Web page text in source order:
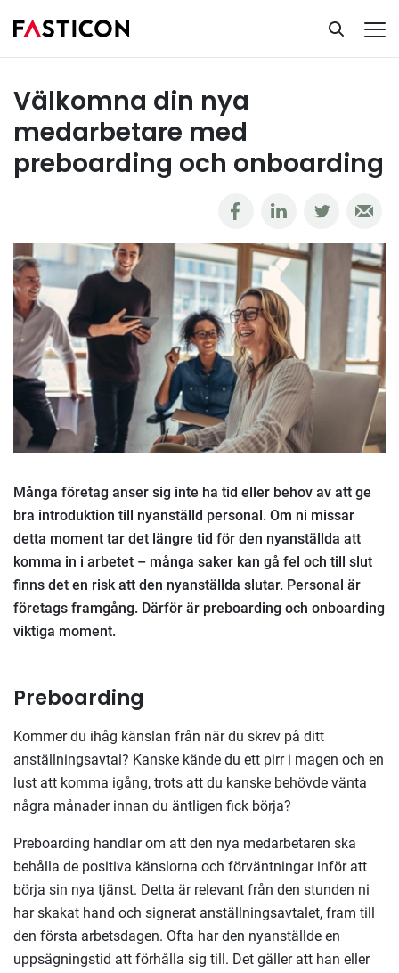
Ta del av vår kunskapsbank
Välkomna din nya
medarbetare med
preboarding och onboarding
Många företag anser sig inte ha tid eller behov av att ge
bra introduktion till nyanställd personal. Om ni missar
detta moment tar det längre tid för den nyanställda att
komma in i arbetet – många saker kan gå fel och till slut
finns det en risk att den nyanställda slutar. Personal är
företags framgång. Därför är preboarding och onboarding
viktiga moment.
Preboarding
Kommer du ihåg känslan från när du skrev på ditt
anställningsavtal? Kanske kände du ett pirr i magen och en
lust att komma igång, trots att du kanske behövde vänta
några månader innan du äntligen fick börja?
Preboarding handlar om att den nya medarbetaren ska
behålla de positiva känslorna och förväntningar inför att
börja sin nya tjänst. Detta är relevant från den stunden ni
har skakat hand och signerat anställningsavtalet, fram till
den första arbetsdagen. Ofta har den nyanställde en
uppsägningstid att förhålla sig till. Det gäller att han eller